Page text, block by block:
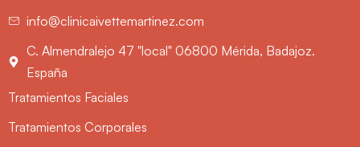
info@clinicaivettemartinez.com
C. Almendralejo 47 "local" 06800 Mérida, Badajoz.
España
Tratamientos Faciales
Tratamientos Corporales